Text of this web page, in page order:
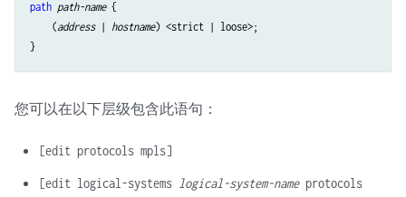
path path-name {
    (
address | hostname) <strict | loose>;
您可以在以下层级包含此语句：
[edit protocols mpls]
[edit logical-systems logical-system-nameprotocols